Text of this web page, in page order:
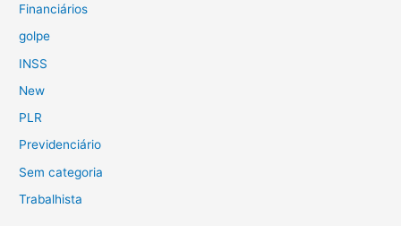
Financiários
golpe
INSS
New
PLR
Previdenciário
Sem categoria
Trabalhista